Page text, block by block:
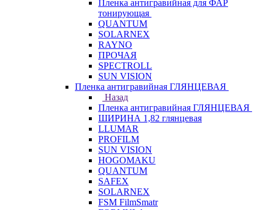
Пленка антигравийная для ФАР
тонирующая
QUANTUM
SOLARNEX
RAYNO
ПРОЧАЯ
SPECTROLL
SUN VISION
Пленка антигравийная ГЛЯНЦЕВАЯ
Назад
Пленка антигравийная ГЛЯНЦЕВАЯ
ШИРИНА 1,82 глянцевая
LLUMAR
PROFILM
SUN VISION
HOGOMAKU
QUANTUM
SAFEX
SOLARNEX
FSM FilmSmatr